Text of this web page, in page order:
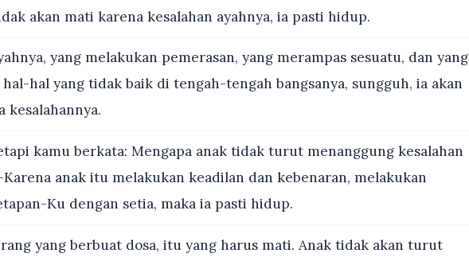
akan mati karena kesalahan ayahnya, ia pasti hidup.
yang melakukan pemerasan, yang merampas sesuatu, dan yang
hal yang tidak baik di tengah-tengah bangsanya, sungguh, ia akan
kesalahannya.
kamu berkata: Mengapa anak tidak turut menanggung kesalahan
Karena anak itu melakukan keadilan dan kebenaran, melakukan
Ku dengan setia, maka ia pasti hidup.
yang berbuat dosa, itu yang harus mati. Anak tidak akan turut